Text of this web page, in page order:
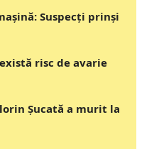
Suspecți prinși
risc de avarie
Şucată a murit la